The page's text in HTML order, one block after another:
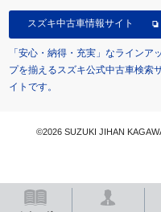
スズキ中古車情報サイト
「安心・納得・充実」なラインアッ
プを揃えるスズキ公式中古車検索
イトです。
©2026 SUZUKI JIHAN